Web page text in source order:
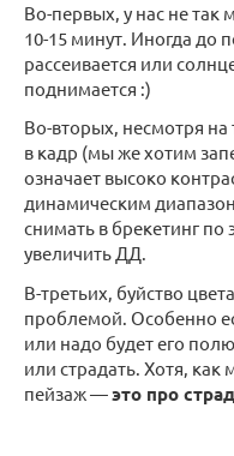
Во-первых, у нас не так
10-15 минут. Иногда до
рассеивается или
поднимается :)
Во-вторых, несмотря
в кадр (мы же хотим
означает высоко
динамическим
снимать в брекетинг
увеличить ДД.
В-третьих, буйство
проблемой. Особенно
или надо будет его
или страдать. Хотя, как
пейзаж —это про